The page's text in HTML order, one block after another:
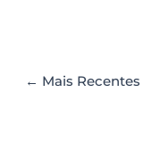
← Mais Recentes